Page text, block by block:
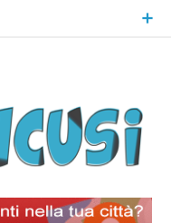
Il Blog Di